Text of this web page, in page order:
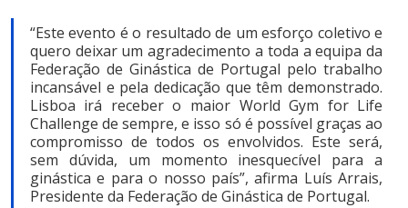
“Este evento é o resultado de um esforço coletivo e
quero deixar um agradecimento a toda a equipa da
Federação de Ginástica de Portugal pelo trabalho
incansável e pela dedicação que têm demonstrado.
Lisboa irá receber o maior World Gym for Life
Challenge de sempre, e isso só é possível graças ao
compromisso de todos os envolvidos. Este será,
sem dúvida, um momento inesquecível para a
ginástica e para o nosso país”, afirma Luís Arrais,
Presidente da Federação de Ginástica de Portugal.